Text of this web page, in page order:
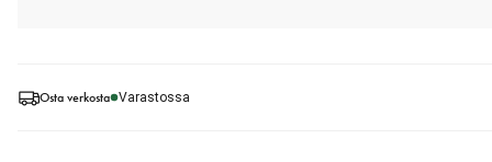
Osta verkosta Varastossa